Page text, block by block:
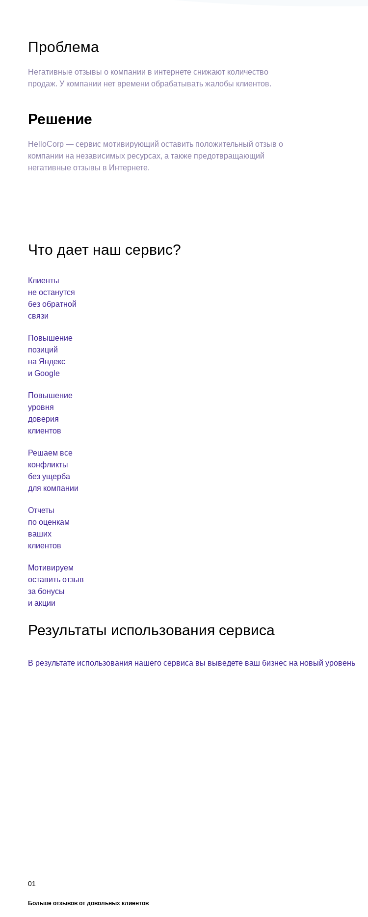
Проблема
Негативные отзывы о компании в интернете снижают количество
продаж. У компании нет времени обрабатывать жалобы клиентов.
Решение
HelloCorp — сервис мотивирующий оставить положительный отзыв о
компании на независимых ресурсах, а также предотвращающий
негативные отзывы в Интернете.
Что дает наш сервис?
Клиенты
не останутся
без обратной
связи
Повышение
позиций
на Яндекс
и Google
Повышение
уровня
доверия
клиентов
Решаем все
конфликты
без ущерба
для компании
Отчеты
по оценкам
ваших
клиентов
Мотивируем
оставить отзыв
за бонусы
и акции
Результаты использования сервиса
В результате использования нашего сервиса вы выведете ваш бизнес на новый уровень
01
Больше отзывов от довольных клиентов